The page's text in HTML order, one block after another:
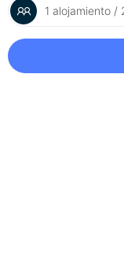
1 alojamiento /